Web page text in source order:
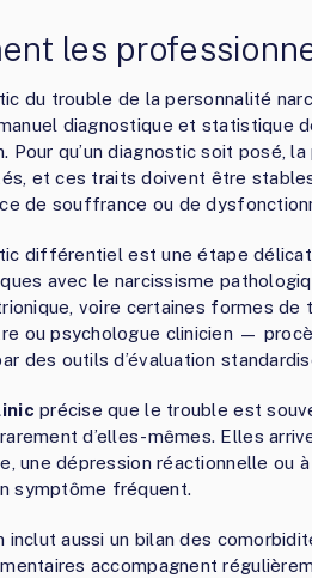
les
du trouble de la personnalité
manuel diagnostique et statistique
Pour qu’un diagnostic soit posé,
et ces traits doivent être
de souffrance ou de
différentiel est une étape
avec le narcissisme
voire certaines formes
ou psychologue clinicien —
des outils d’évaluation
précise que le trouble est
d’elles-mêmes. Elles
une dépression réactionnelle ou
symptôme fréquent.
inclut aussi un bilan des
accompagnent